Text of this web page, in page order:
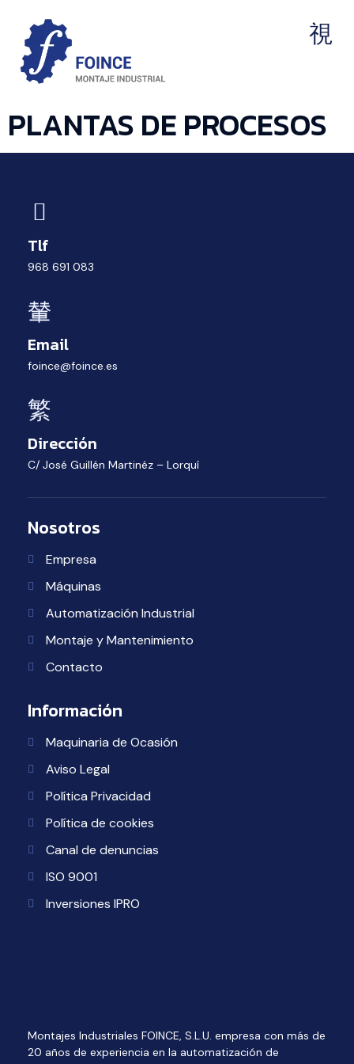
PLANTAS DE PROCESOS
Montajes Industriales FOINCE, S.L.U. empresa con más de
20 años de experiencia en la automatización de
Tlf
968 691 083
Email
foince@foince.es
Dirección
C/ José Guillén Martinéz – Lorquí
Nosotros
Empresa
Máquinas
Automatización Industrial
Montaje y Mantenimiento
Contacto
Información
Maquinaria de Ocasión
Aviso Legal
Política Privacidad
Política de cookies
Canal de denuncias
ISO 9001
Inversiones IPRO